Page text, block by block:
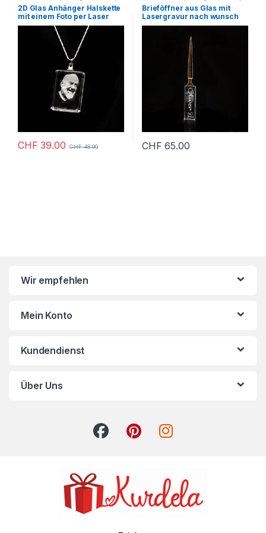
Geschenkartikel
2D Glas Anhänger Halskette
mit einem Foto per Laser
graviert
CHF 39.00 CHF48.00
Geschenkartikel
Brieföffner aus Glas mit
Lasergravur nach wunsch
CHF 65.00
Wir empfehlen
Mein Konto
Kundendienst
Über Uns